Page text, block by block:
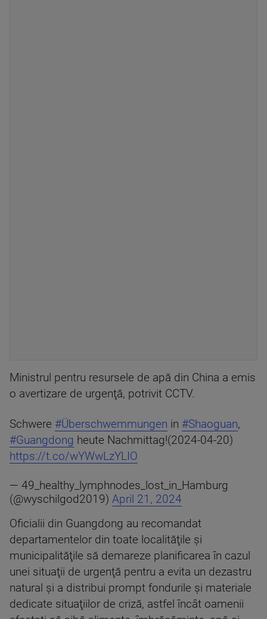
Ministrul pentru resursele de apă din China a emis
o avertizare de urgenţă, potrivit CCTV.
Schwere #Überschwemmungen in #Shaoguan,
#Guangdong heute Nachmittag!(2024-04-20)
https://t.co/wYWwLzYLIO
— 49_healthy_lymphnodes_lost_in_Hamburg
(@wyschilgod2019) April 21, 2024
Oficialii din Guangdong au recomandat
departamentelor din toate localităţile şi
municipalităţile să demareze planificarea în cazul
unei situaţii de urgenţă pentru a evita un dezastru
natural şi a distribui prompt fondurile şi materiale
dedicate situaţiilor de criză, astfel încât oamenii